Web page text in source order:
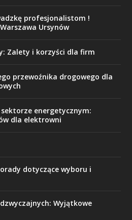
profesjonalistom !
Ursynów
Zalety i korzyści dla firm
przewoźnika drogowego dla
energetycznym:
dla elektrowni
dotyczące wyboru i
Wyjątkowe